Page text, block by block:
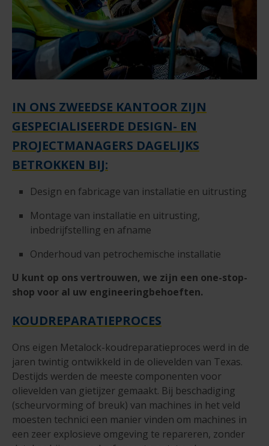
IN ONS ZWEEDSE KANTOOR ZIJN
GESPECIALISEERDE DESIGN- EN
PROJECTMANAGERS DAGELIJKS
BETROKKEN BIJ:
Design en fabricage van installatie en uitrusting
Montage van installatie en uitrusting,
inbedrijfstelling en afname
Onderhoud van petrochemische installatie
U kunt op ons vertrouwen, we zijn een one-stop-
shop voor al uw engineeringbehoeften.
KOUDREPARATIEPROCES
Ons eigen Metalock-koudreparatieproces werd in de
jaren twintig ontwikkeld in de olievelden van Texas.
Destijds werden de meeste componenten voor
olievelden van gietijzer gemaakt. Bij beschadiging
(scheurvorming of breuk) van machines in het veld
moesten technici een manier vinden om machines in
een zeer explosieve omgeving te repareren, zonder